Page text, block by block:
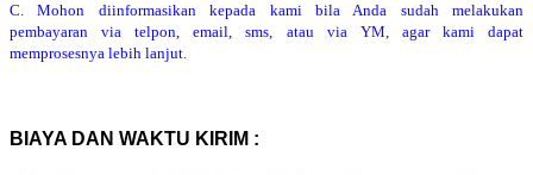
C. Mohon diinformasikan kepada kami bila Anda sudah melakukan
pembayaran via telpon, email, sms, atau via YM, agar kami dapat
memprosesnya lebih lanjut.
BIAYA DAN WAKTU KIRIM :